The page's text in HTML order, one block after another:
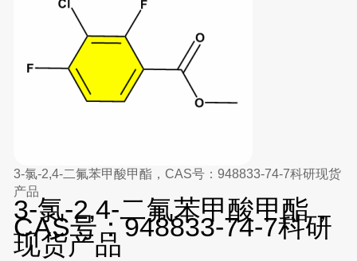
3-氯-2,4-二氟苯甲酸甲酯，CAS号：948833-74-7科研现货
产品
3-氯-2,4-二氟苯甲酸甲酯，
CAS号：948833-74-7科研
现货产品